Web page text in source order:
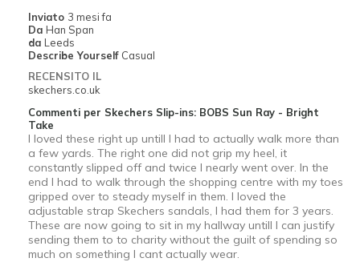
Sizing
Inviato 3 mesi fa
Da Han Span
da Leeds
Describe Yourself Casual
RECENSITO IL
skechers.co.uk
Commenti per Skechers Slip-ins: BOBS Sun Ray - Bright
Take
I loved these right up untill I had to actually walk more than
a few yards. The right one did not grip my heel, it
constantly slipped off and twice I nearly went over. In the
end I had to walk through the shopping centre with my toes
gripped over to steady myself in them. I loved the
adjustable strap Skechers sandals, I had them for 3 years.
These are now going to sit in my hallway untill I can justify
sending them to to charity without the guilt of spending so
much on something I cant actually wear.